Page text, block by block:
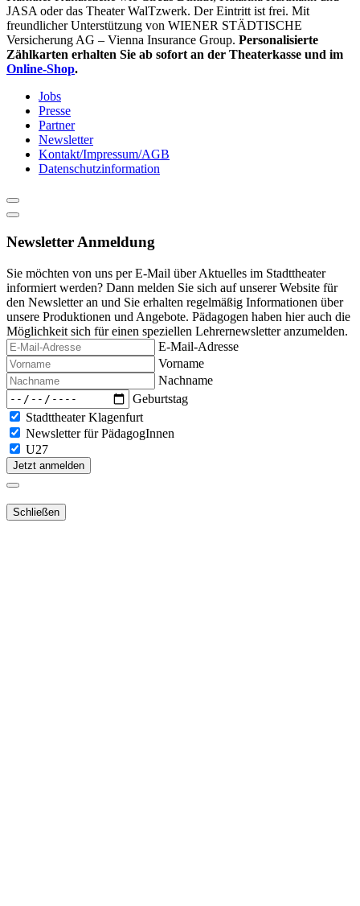
JASA oder das Theater WalTzwerk. Der Eintritt ist frei. Mit
freundlicher Unterstützung von WIENER STÄDTISCHE
Versicherung AG – Vienna Insurance Group. Personalisierte
Zählkarten erhalten Sie ab sofort an der Theaterkasse und im
Online-Shop.
Jobs
Presse
Partner
Newsletter
Kontakt/Impressum/AGB
Datenschutzinformation
Newsletter Anmeldung
Sie möchten von uns per E-Mail über Aktuelles im Stadttheater
informiert werden? Dann melden Sie sich auf unserer Website für
den Newsletter an und Sie erhalten regelmäßig Informationen über
unsere Produktionen und Angebote. Pädagogen haben hier auch die
Möglichkeit sich für einen speziellen Lehrernewsletter anzumelden.
E-Mail-Adresse
Vorname
Nachname
Geburtstag
Stadttheater Klagenfurt
Newsletter für PädagogInnen
U27
Jetzt anmelden
Schließen